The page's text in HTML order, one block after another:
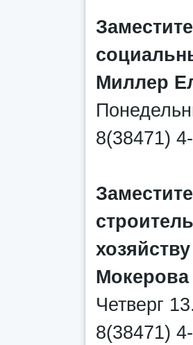
Миллер
8(38471)
хозяйству
Мокерова
Четверг
8(38471)